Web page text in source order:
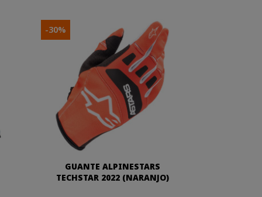
GUANTE ALPINESTARS
TECHSTAR 2022 (NARANJO)
-30%